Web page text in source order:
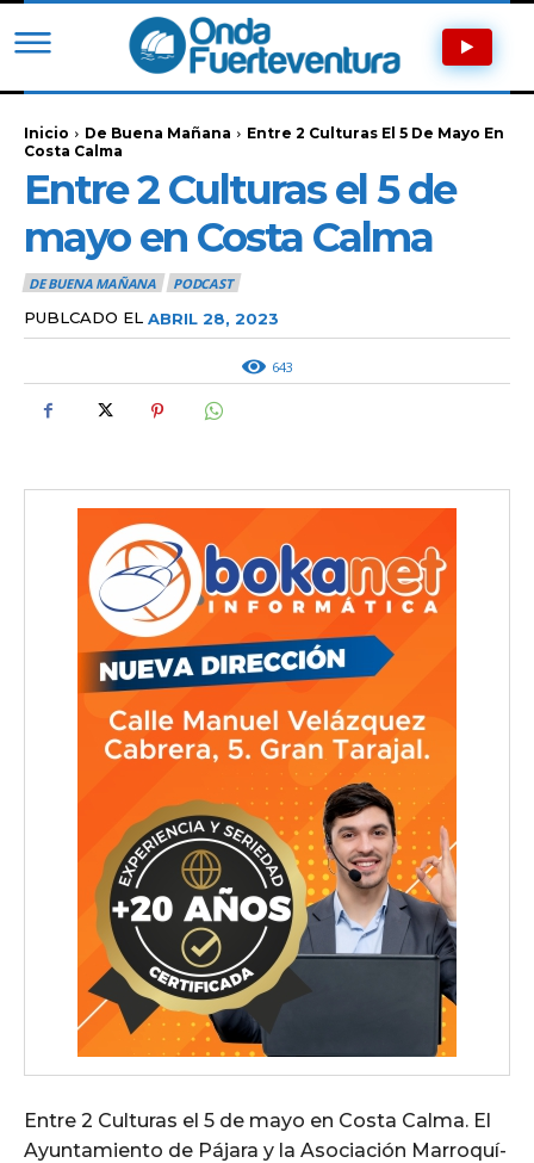
Inicio De Buena Mañana
Entre 2 Culturas El 5 De Mayo En
Costa Calma
Entre 2 Culturas el 5 de
mayo en Costa Calma
DE BUENA MAÑANA PODCAST
PUBLCADO EL ABRIL 28, 2023
643
Entre 2 Culturas el 5 de mayo en Costa Calma. El
Ayuntamiento de Pájara y la Asociación Marroquí-